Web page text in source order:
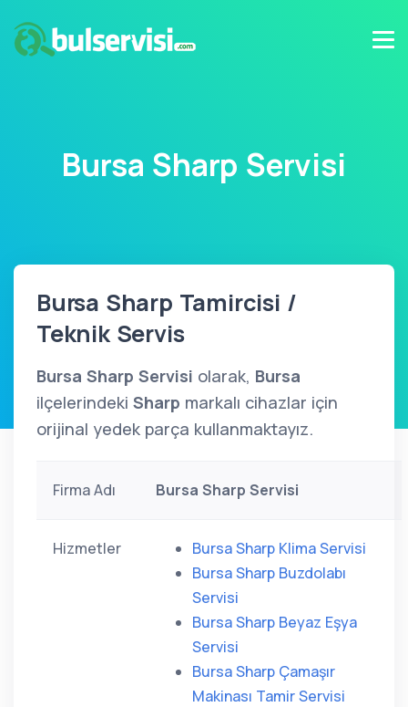
Bursa Sharp Servisi
Bursa Sharp Tamircisi /
Teknik Servis
Bursa Sharp Servisi olarak, Bursa
ilçelerindeki Sharp markalı cihazlar için
orijinal yedek parça kullanmaktayız.
Firma Adı Bursa Sharp Servisi
Hizmetler
Bursa Sharp Klima Servisi
Bursa Sharp Buzdolabı
Servisi
Bursa Sharp Beyaz Eşya
Servisi
Bursa Sharp Çamaşır
Makinası Tamir Servisi